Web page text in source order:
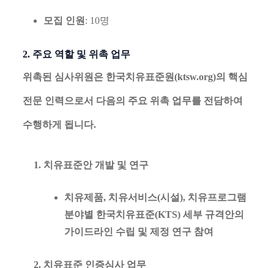
모집 인원 : 10명
2. 주요 역할 및 위촉 업무
위촉된 심사위원은 한국치유표준원(ktsw.org)의 핵심
전문 인력으로서 다음의 주요 위촉 업무를 전담하여
수행하게 됩니다.
치유표준안 개발 및 연구
치유제품, 치유서비스(시설), 치유프로그램
분야별 한국치유표준(KTS) 세부 규격안의
가이드라인 수립 및 제정 연구 참여
치유표준 인증심사 업무